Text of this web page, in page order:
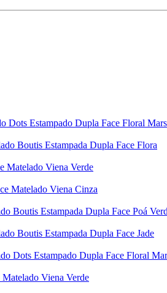
Dots Estampado Dupla Face Floral
Boutis Estampada Dupla Face Flora
Matelado Viena Verde
Matelado Viena Cinza
Boutis Estampada Dupla Face Poá
Boutis Estampada Dupla Face Jade
Dots Estampado Dupla Face Floral
Viena Verde